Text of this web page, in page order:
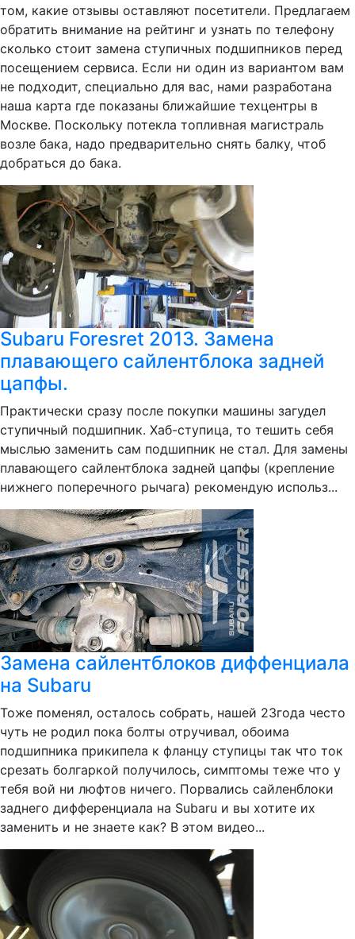
том, какие отзывы оставляют посетители. Предлагаем
обратить внимание на рейтинг и узнать по телефону
сколько стоит замена ступичных подшипников перед
посещением сервиса. Если ни один из вариантом вам
не подходит, специально для вас, нами разработана
наша карта где показаны ближайшие техцентры в
Москве. Поскольку потекла топливная магистраль
возле бака, надо предварительно снять балку, чтоб
добраться до бака.
Subaru Foresret 2013. Замена
плавающего сайлентблока задней
цапфы.
Практически сразу после покупки машины загудел
ступичный подшипник. Хаб-ступица, то тешить себя
мыслью заменить сам подшипник не стал. Для замены
плавающего сайлентблока задней цапфы (крепление
нижнего поперечного рычага) рекомендую использ...
Замена сайлентблоков диффенциала
на Subaru
Тоже поменял, осталось собрать, нашей 23года често
чуть не родил пока болты отручивал, обоима
подшипника прикипела к фланцу ступицы так что ток
срезать болгаркой получилось, симптомы теже что у
тебя вой ни люфтов ничего. Порвались сайленблоки
заднего дифференциала на Subaru и вы хотите их
заменить и не знаете как? В этом видео...